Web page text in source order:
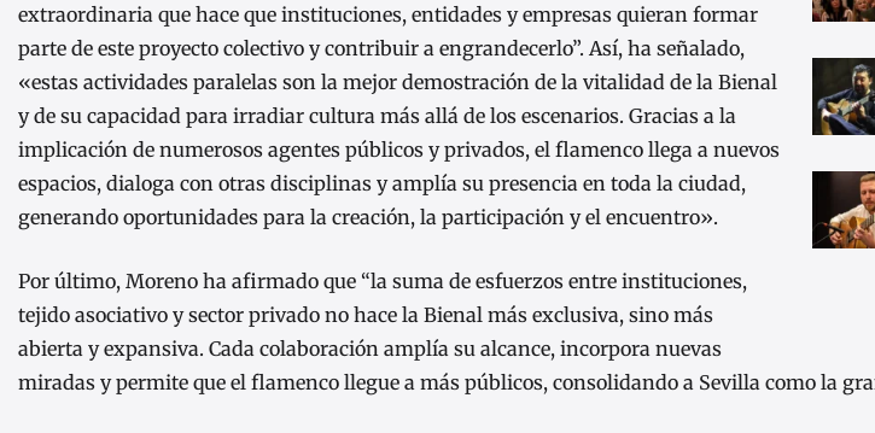
extraordinaria que hace que instituciones, entidades y empresas quieran formar
parte de este proyecto colectivo y contribuir a engrandecerlo”. Así, ha señalado,
«estas actividades paralelas son la mejor demostración de la vitalidad de la Bienal
y de su capacidad para irradiar cultura más allá de los escenarios. Gracias a la
implicación de numerosos agentes públicos y privados, el flamenco llega a nuevos
espacios, dialoga con otras disciplinas y amplía su presencia en toda la ciudad,
generando oportunidades para la creación, la participación y el encuentro».
Por último, Moreno ha afirmado que “la suma de esfuerzos entre instituciones,
tejido asociativo y sector privado no hace la Bienal más exclusiva, sino más
abierta y expansiva. Cada colaboración amplía su alcance, incorpora nuevas
miradas y permite que el flamenco llegue a más públicos, consolidando a Sevilla como la